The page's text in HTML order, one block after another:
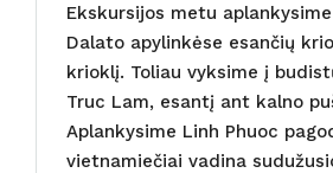
Ekskursijos metu
Dalato apylinkėse esančių
krioklį. Toliau vyksime į
Truc Lam, esantį ant kalno
Aplankysime Linh Phuoc
vietnamiečiai vadina